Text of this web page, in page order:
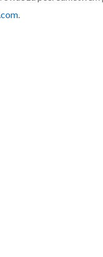
.